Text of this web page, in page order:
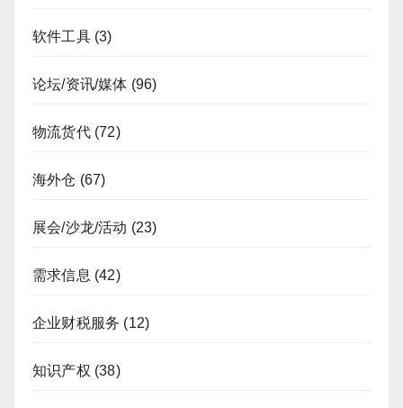
软件工具(3)
论坛/资讯/媒体 (96)
物流货代(72)
海外仓 (67)
展会/沙龙/活动 (23)
需求信息 (42)
企业财税服务 (12)
知识产权 (38)